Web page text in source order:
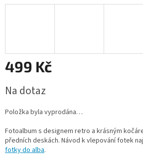
499 Kč
cena:
Na dotaz
Položka byla vyprodána…
Fotoalbum s designem retro a krásným
předních deskách. Návod k vlepování fotek
fotky do alba.